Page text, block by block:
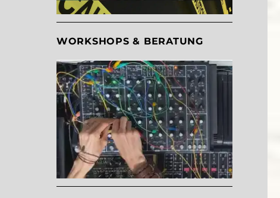
WORKSHOPS & BERATUNG